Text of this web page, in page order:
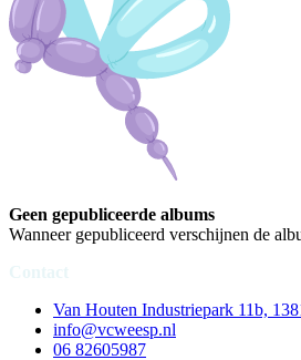
Geen gepubliceerde albums
Wanneer gepubliceerd verschijnen de
Van Houten Industriepark 11b,
info@vcweesp.nl
06 82605987